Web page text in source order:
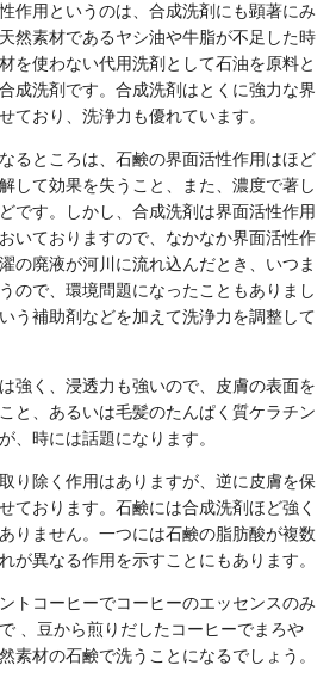
作用というのは、合成洗剤にも顕著にみ
然素材であるヤシ油や牛脂が不足した時
を使わない代用洗剤として石油を原料と
成洗剤です。合成洗剤はとくに強力な界
ており、洗浄力も優れています。
るところは、石鹸の界面活性作用はほど
して効果を失うこと、また、濃度で著し
です。しかし、合成洗剤は界面活性作用
いておりますので、なかなか界面活性作
の廃液が河川に流れ込んだとき、いつま
ので、環境問題になったこともありまし
う補助剤などを加えて洗浄力を調整して
強く、浸透力も強いので、皮膚の表面を
と、あるいは毛髪のたんぱく質ケラチン
、時には話題になります。
り除く作用はありますが、逆に皮膚を保
ております。石鹸には合成洗剤ほど強く
りません。一つには石鹸の脂肪酸が複数
が異なる作用を示すことにもあります。
トコーヒーでコーヒーのエッセンスのみ
、豆から煎りだしたコーヒーでまろや
素材の石鹸で洗うことになるでしょう。